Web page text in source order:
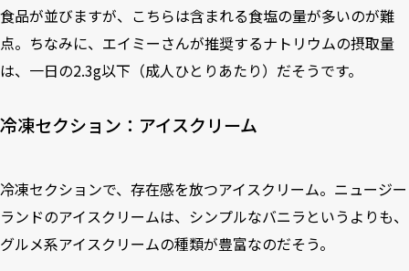
食品が並びますが、こちらは含まれる食塩の量が多いのが難
点。ちなみに、エイミーさんが推奨するナトリウムの摂取量
は、一日の2.3g以下（成人ひとりあたり）だそうです。
冷凍セクション：アイスクリーム
冷凍セクションで、存在感を放つアイスクリーム。ニュージー
ランドのアイスクリームは、シンプルなバニラというよりも、
グルメ系アイスクリームの種類が豊富なのだそう。